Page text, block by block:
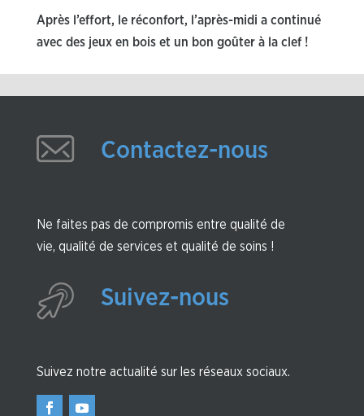
Après l’effort, le réconfort, l’après-midi a continué
avec des jeux en bois et un bon goûter à la clef !
Contactez-nous
Ne faites pas de compromis entre qualité de
vie, qualité de services et qualité de soins !
Suivez-nous
Suivez notre actualité sur les réseaux sociaux.